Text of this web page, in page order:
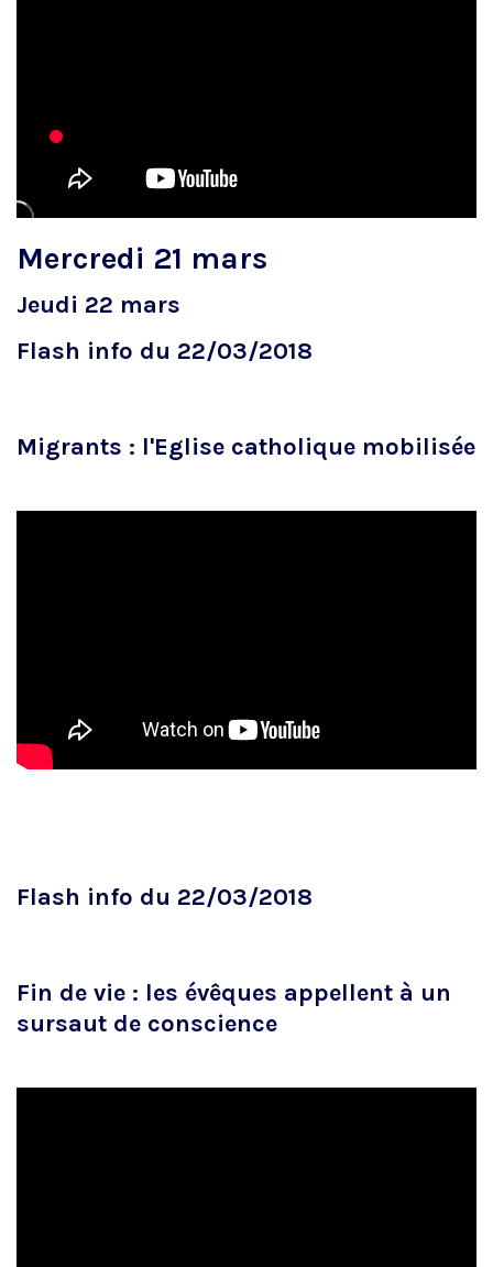
Mercredi 21 mars
Jeudi 22 mars
Flash info du 22/03/2018
Migrants : l'Eglise catholique mobilisée
Flash info du 22/03/2018
Fin de vie : les évêques appellent à un
sursaut de conscience